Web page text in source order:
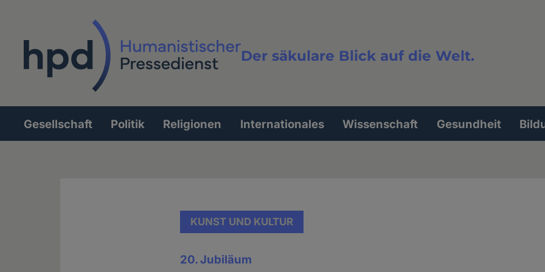
Der säkulare Blick auf die Welt.
Volltextsuche
Hauptnavigation
Gesellschaft Politik Religionen Internationales Wissenschaft Gesundheit
KUNST UND KULTUR
20. Jubiläum